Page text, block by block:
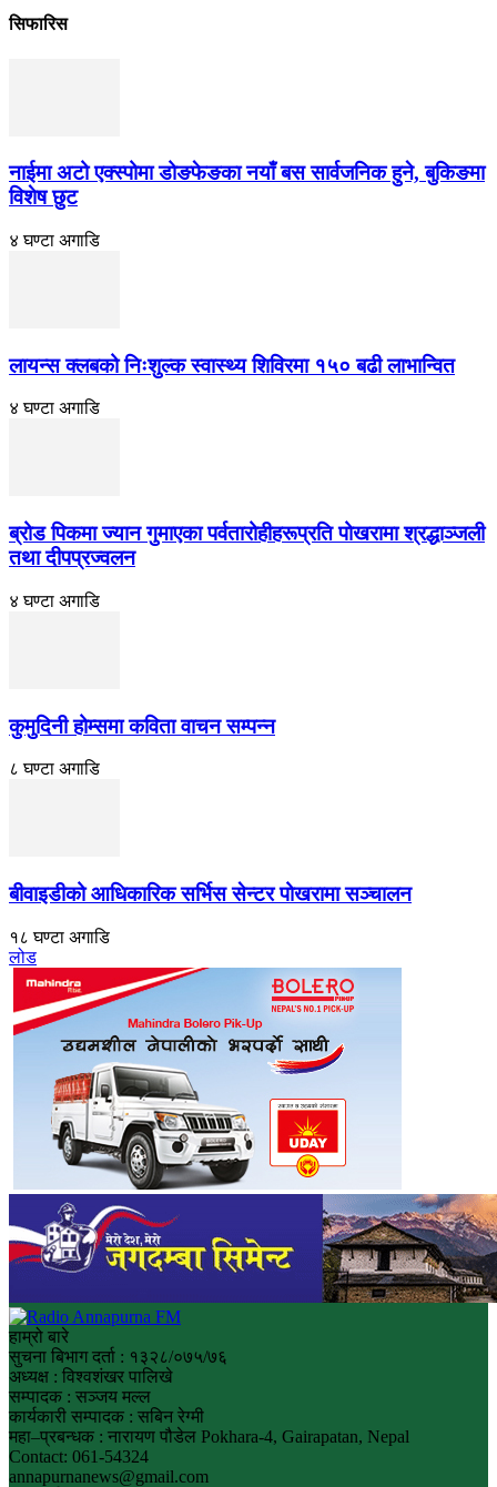
सिफारिस
नाईमा अटो एक्स्पोमा डोङफेङका नयाँ बस सार्वजनिक हुने, बुकिङमा
विशेष छुट
४ घण्टा अगाडि
लायन्स क्लबको निःशुल्क स्वास्थ्य शिविरमा १५० बढी लाभान्वित
४ घण्टा अगाडि
ब्रोड पिकमा ज्यान गुमाएका पर्वतारोहीहरूप्रति पोखरामा श्रद्धाञ्जली
तथा दीपप्रज्वलन
४ घण्टा अगाडि
कुमुदिनी होम्समा कविता वाचन सम्पन्न
८ घण्टा अगाडि
बीवाइडीको आधिकारिक सर्भिस सेन्टर पोखरामा सञ्चालन
१८ घण्टा अगाडि
लोड
हाम्रो बारे
सुचना बिभाग दर्ता : १३२८/०७५/७६
अध्यक्ष : विश्वशंखर पालिखे
सम्पादक : सञ्जय मल्ल
कार्यकारी सम्पादक : सबिन रेग्मी
महा–प्रबन्धक : नारायण पौडेल Pokhara-4, Gairapatan, Nepal
Contact: 061-54324
annapurnanews@gmail.com